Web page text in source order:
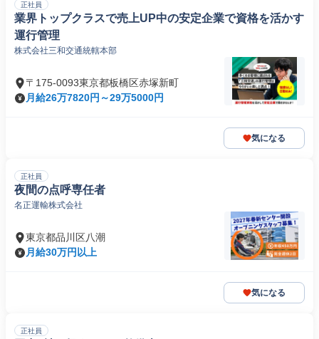
正社員
業界トップクラスで売上UP中の安定企業で資格を活かす
運行管理
株式会社三和交通統轄本部
〒175-0093東京都板橋区赤塚新町
月給26万7820円～29万5000円
気になる
正社員
夜間の点呼専任者
名正運輸株式会社
東京都品川区八潮
月給30万円以上
気になる
正社員